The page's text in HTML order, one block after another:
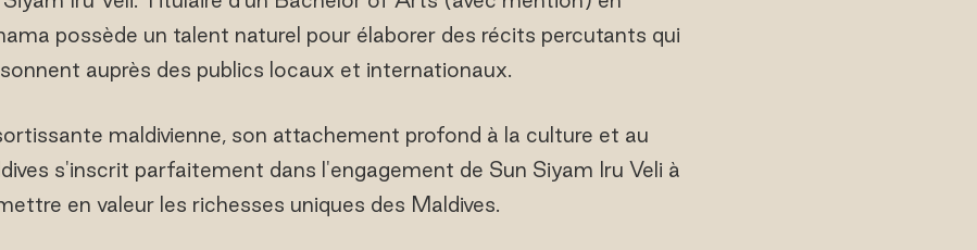
possède un talent naturel pour élaborer des récits percutants qui
auprès des publics locaux et internationaux.
maldivienne, son attachement profond à la culture et au
s'inscrit parfaitement dans l'engagement de Sun Siyam Iru Veli à
en valeur les richesses uniques des Maldives.